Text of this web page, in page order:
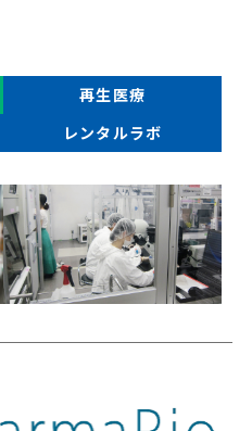
再生医療
レンタルラボ